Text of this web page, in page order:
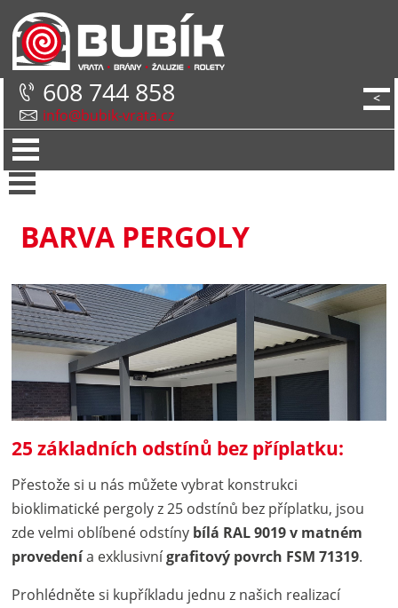
608 744 858
info@bubik-vrata.cz
<
BARVA PERGOLY
25 základních odstínů bez příplatku:
Přestože si u nás můžete vybrat konstrukci
bioklimatické pergoly z 25 odstínů bez příplatku, jsou
zde velmi oblíbené odstíny bílá RAL 9019 v matném
provedenía exklusivnígrafitový povrch FSM 71319.
Prohlédněte si kupříkladu jednu z našich realizací